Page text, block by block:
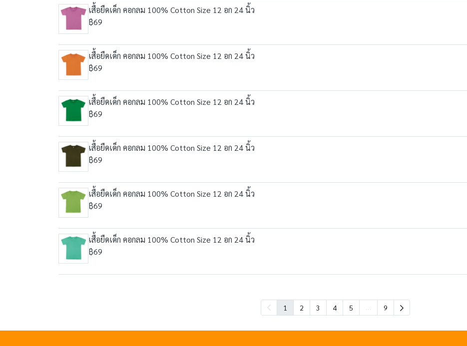
เสื้อยืดเด็ก คอกลม 100% Cotton Size 12 อก 24 นิ้ว
฿69
เสื้อยืดเด็ก คอกลม 100% Cotton Size 12 อก 24 นิ้ว
฿69
เสื้อยืดเด็ก คอกลม 100% Cotton Size 12 อก 24 นิ้ว
฿69
เสื้อยืดเด็ก คอกลม 100% Cotton Size 12 อก 24 นิ้ว
฿69
เสื้อยืดเด็ก คอกลม 100% Cotton Size 12 อก 24 นิ้ว
฿69
เสื้อยืดเด็ก คอกลม 100% Cotton Size 12 อก 24 นิ้ว
฿69
1 2 3 4 5 9